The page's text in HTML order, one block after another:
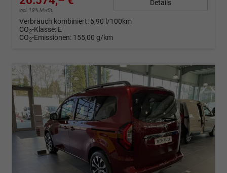
incl. 19% MwSt.
Details
Verbrauch kombiniert: 6,90 l/100km
CO2-Klasse: E
CO2-Emissionen: 155,00 g/km